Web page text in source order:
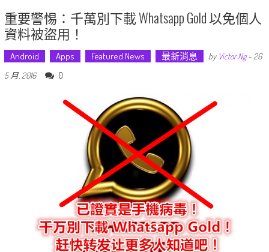
重要警惕：千萬​​別下載 Whatsapp Gold 以免個人
資料被盜用！
Android Apps Featured News 最新消息 by Victor Ng- 26
5 月, 2016
0